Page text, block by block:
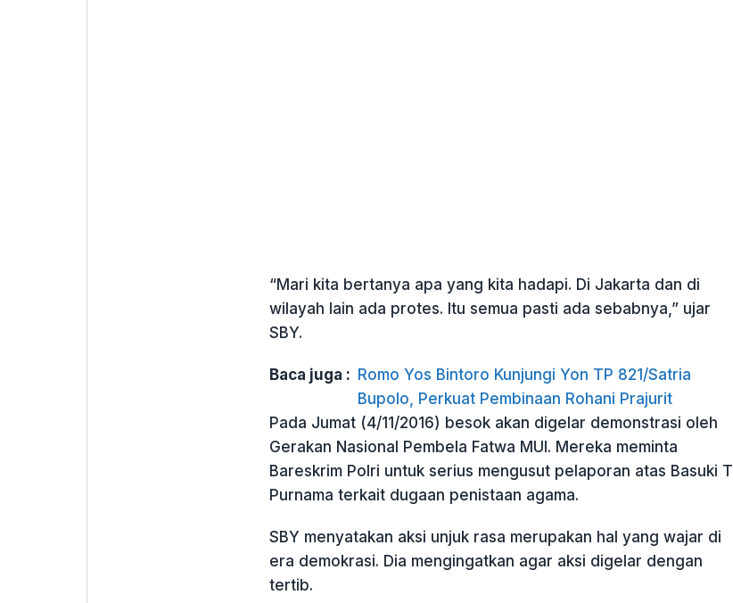
“Mari kita bertanya apa yang kita hadapi. Di Jakarta dan di
wilayah lain ada protes. Itu semua pasti ada sebabnya,” ujar
SBY.
Baca juga : Romo Yos Bintoro Kunjungi Yon TP 821/Satria
Bupolo, Perkuat Pembinaan Rohani Prajurit
Pada Jumat (4/11/2016) besok akan digelar demonstrasi oleh
Gerakan Nasional Pembela Fatwa MUI. Mereka meminta
Bareskrim Polri untuk serius mengusut pelaporan atas Basuki T
Purnama terkait dugaan penistaan agama.
SBY menyatakan aksi unjuk rasa merupakan hal yang wajar di
era demokrasi. Dia mengingatkan agar aksi digelar dengan
tertib.